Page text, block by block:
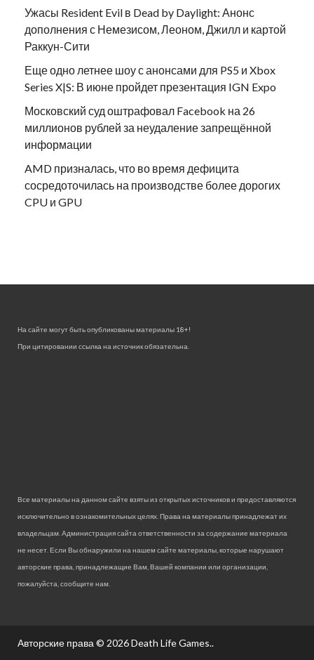
Ужасы Resident Evil в Dead by Daylight: Анонс
дополнения с Немезисом, Леоном, Джилл и картой
Раккун-Сити
Еще одно летнее шоу с анонсами для PS5 и Xbox
Series X|S: В июне пройдет презентация IGN Expo
Московский суд оштрафовал Facebook на 26
миллионов рублей за неудаление запрещённой
информации
AMD призналась, что во время дефицита
сосредоточилась на производстве более дорогих
CPU и GPU
На сайте могут быть опубликованы материалы 18+!
При цитировании ссылка на источник обязательна.
Все материалы на данном сайте взяты из открытых источников и предоставляются
исключительно в ознакомительных целях. Права на материалы принадлежат их
владельцам. Администрация сайта ответственности за содержание материала
не несет. Если Вы обнаружили на нашем сайте материалы, которые нарушают
авторские права, принадлежащие Вам, Вашей компании или организации,
пожалуйста, сообщите нам.
Авторские права © 2026Death Life Games..